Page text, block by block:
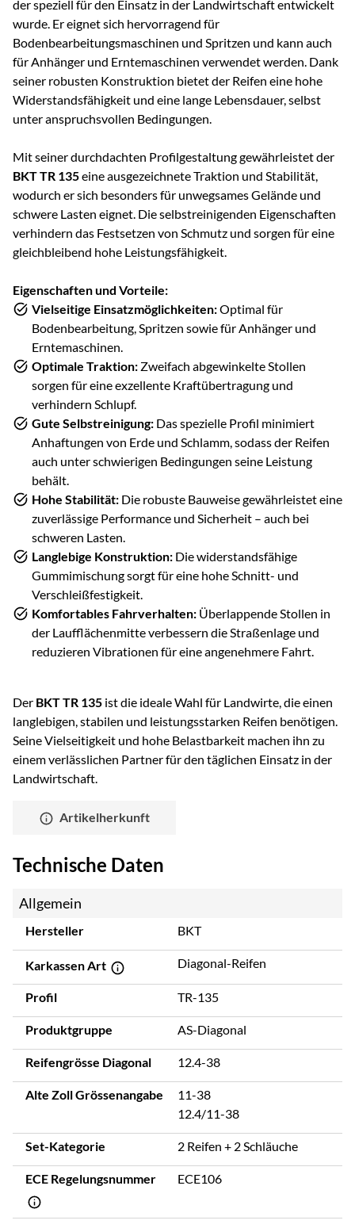
der speziell für den Einsatz in der Landwirtschaft entwickelt
wurde. Er eignet sich hervorragend für
Bodenbearbeitungsmaschinen und Spritzen und kann auch
für Anhänger und Erntemaschinen verwendet werden. Dank
seiner robusten Konstruktion bietet der Reifen eine hohe
Widerstandsfähigkeit und eine lange Lebensdauer, selbst
unter anspruchsvollen Bedingungen.
Mit seiner durchdachten Profilgestaltung gewährleistet der
BKT TR 135eine ausgezeichnete Traktion und Stabilität,
wodurch er sich besonders für unwegsames Gelände und
schwere Lasten eignet. Die selbstreinigenden Eigenschaften
verhindern das Festsetzen von Schmutz und sorgen für eine
gleichbleibend hohe Leistungsfähigkeit.
Eigenschaften und Vorteile:
Vielseitige Einsatzmöglichkeiten:Optimal für
Bodenbearbeitung, Spritzen sowie für Anhänger und
Erntemaschinen.
Optimale Traktion: Zweifach abgewinkelte Stollen
sorgen für eine exzellente Kraftübertragung und
verhindern Schlupf.
Gute Selbstreinigung: Das spezielle Profil minimiert
Anhaftungen von Erde und Schlamm, sodass der Reifen
auch unter schwierigen Bedingungen seine Leistung
behält.
Hohe Stabilität: Die robuste Bauweise gewährleistet eine
zuverlässige Performance und Sicherheit – auch bei
schweren Lasten.
Langlebige Konstruktion: Die widerstandsfähige
Gummimischung sorgt für eine hohe Schnitt- und
Verschleißfestigkeit.
Komfortables Fahrverhalten: Überlappende Stollen in
der Laufflächenmitte verbessern die Straßenlage und
reduzieren Vibrationen für eine angenehmere Fahrt.
Der BKT TR 135 ist die ideale Wahl für Landwirte, die einen
langlebigen, stabilen und leistungsstarken Reifen benötigen.
Seine Vielseitigkeit und hohe Belastbarkeit machen ihn zu
einem verlässlichen Partner für den täglichen Einsatz in der
Landwirtschaft.
Artikelherkunft
Technische Daten
Allgemein
Hersteller BKT
Karkassen Art Diagonal-Reifen
Profil TR-135
Produktgruppe AS-Diagonal
Reifengrösse Diagonal 12.4-38
Alte Zoll Grössenangabe
11-38
12.4/11-38
Set-Kategorie 2 Reifen + 2 Schläuche
ECE Regelungsnummer ECE106